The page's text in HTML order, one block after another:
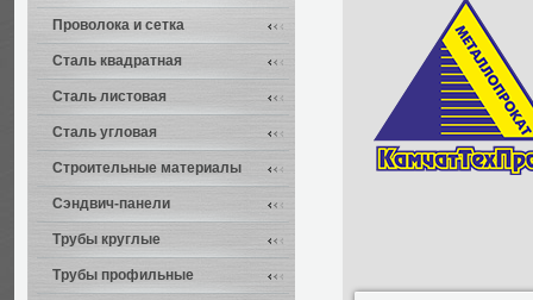
Проволока и сетка
Сталь квадратная
Сталь листовая
Сталь угловая
Строительные материалы
Сэндвич-панели
Трубы круглые
Трубы профильные